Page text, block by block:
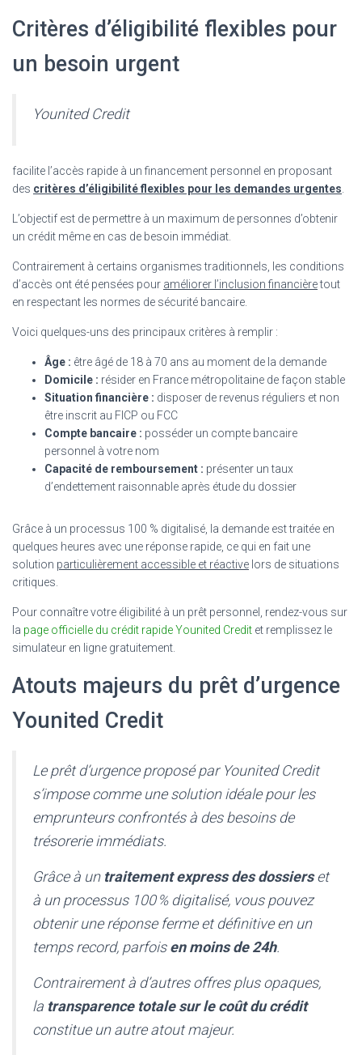
Critères d’éligibilité flexibles pour
un besoin urgent
Younited Credit
facilite l’accès rapide à un financement personnel en proposant
des critères d’éligibilité flexibles pour les demandes urgentes
L’objectif est de permettre à un maximum de personnes d’obtenir
un crédit même en cas de besoin immédiat.
Contrairement à certains organismes traditionnels, les conditions
d’accès ont été pensées pour améliorer l’inclusion financièretout
en respectant les normes de sécurité bancaire.
Voici quelques-uns des principaux critères à remplir :
Âge : être âgé de 18 à 70 ans au moment de la demande
Domicile : résider en France métropolitaine de façon stable
Situation financière : disposer de revenus réguliers et non
être inscrit au FICP ou FCC
Compte bancaire : posséder un compte bancaire
personnel à votre nom
Capacité de remboursement : présenter un taux
d’endettement raisonnable après étude du dossier
Grâce à un processus 100 % digitalisé, la demande est traitée en
quelques heures avec une réponse rapide, ce qui en fait une
solution particulièrement accessible et réactive lors de situations
critiques.
Pour connaître votre éligibilité à un prêt personnel, rendez-vous sur
la page officielle du crédit rapide Younited Credit et remplissez le
simulateur en ligne gratuitement.
Atouts majeurs du prêt d’urgence
Younited Credit
Le prêt d’urgence proposé par Younited Credit
s’impose comme une solution idéale pour les
emprunteurs confrontés à des besoins de
trésorerie immédiats.
Grâce à un traitement express des dossierset
à un processus 100 % digitalisé, vous pouvez
obtenir une réponse ferme et définitive en un
temps record, parfoisen moins de 24h.
Contrairement à d’autres offres plus opaques,
la transparence totale sur le coût du crédit
constitue un autre atout majeur.